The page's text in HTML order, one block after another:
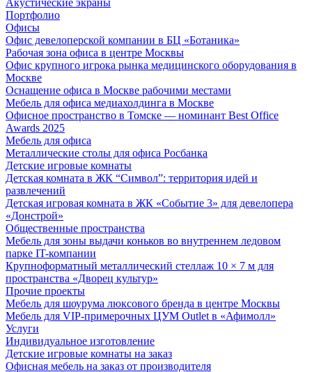
Акустические экраны
Портфолио
Офисы
Офис девелоперской компании в БЦ «Ботаника»
Рабочая зона офиса в центре Москвы
Офис крупного игрока рынка медицинского оборудования в
Москве
Оснащение офиса в Москве рабочими местами
Мебель для офиса медиахолдинга в Москве
Офисное пространство в Томске — номинант Best Office
Awards 2025
Мебель для офиса
Металлические столы для офиса Росбанка
Детские игровые комнаты
Детская комната в ЖК “Символ”: территория идей и
развлечений
Детская игровая комната в ЖК «Событие 3» для девелопера
«Донстрой»
Общественные пространства
Мебель для зоны выдачи коньков во внутреннем ледовом
парке IT-компании
Крупноформатный металлический стеллаж 10 × 7 м для
пространства «Дворец культур»
Прочие проекты
Мебель для шоурума люксового бренда в центре Москвы
Мебель для VIP-примерочных ЦУМ Outlet в «Афимолл»
Услуги
Индивидуальное изготовление
Детские игровые комнаты на заказ
Офисная мебель на заказ от производителя